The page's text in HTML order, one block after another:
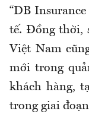
“DB
tế. Đồng thời,
Việt Nam
mới trong
khách hàng,
trong giai